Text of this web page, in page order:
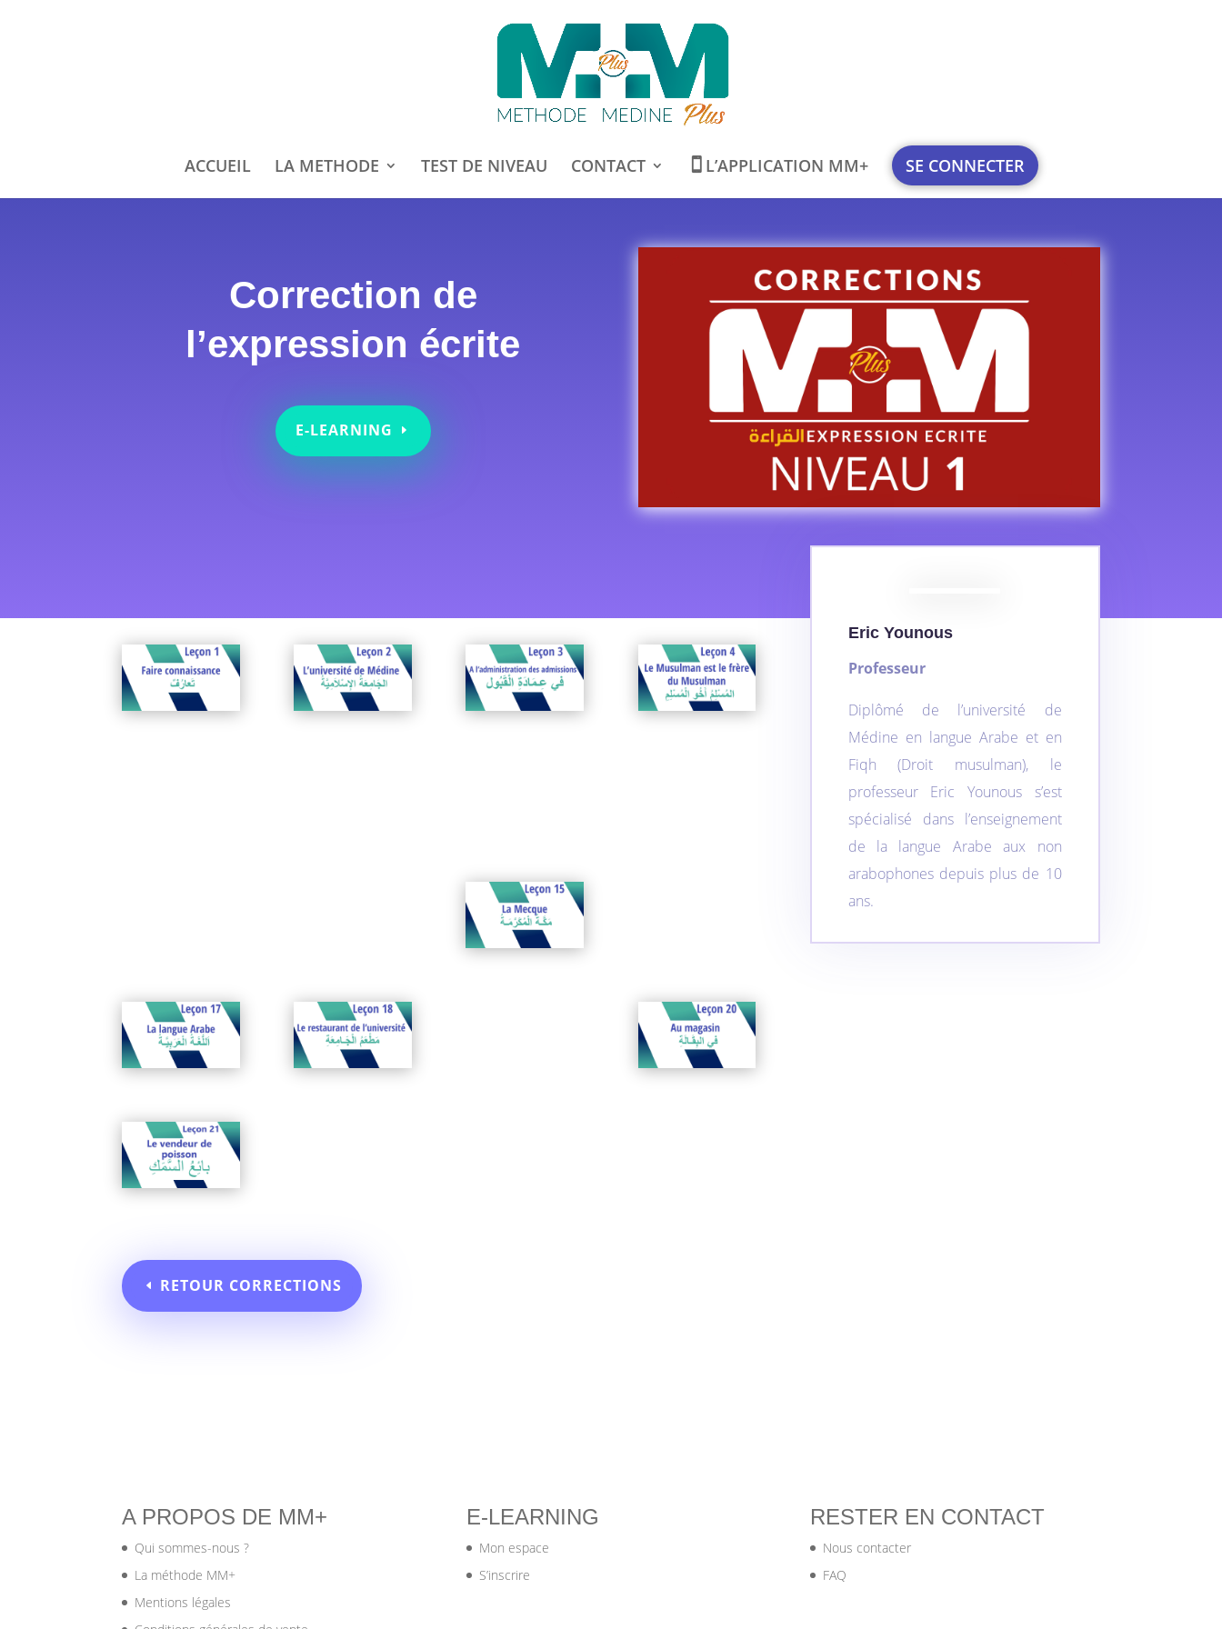
ACCUEIL LA METHODE TEST DE NIVEAU CONTACT L’APPLICATION MM+ SE CONNECTER
Correction de
l’expression écrite
E-LEARNING
RETOUR CORRECTIONS
Eric Younous
Professeur
Diplômé de l’université de
Médine en langue Arabe et en
Fiqh (Droit musulman), le
professeur Eric Younous s’est
spécialisé dans l’enseignement
de la langue Arabe aux non
arabophones depuis plus de 10
ans.
A PROPOS DE MM+
Qui sommes-nous ?
La méthode MM+
Mentions légales
E-LEARNING
Mon espace
S’inscrire
RESTER EN CONTACT
Nous contacter
FAQ